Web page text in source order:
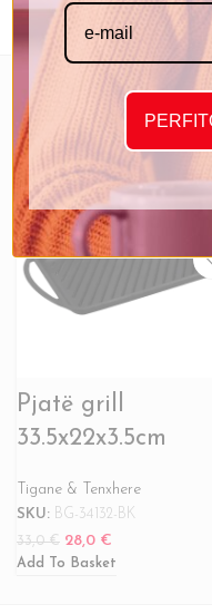
RELATED
Pjatë grill
33.5x22x3.5cm
Tigane & Tenxhere
SKU: BG-34132-BK
33,0€ 28,0 €
Add To Basket